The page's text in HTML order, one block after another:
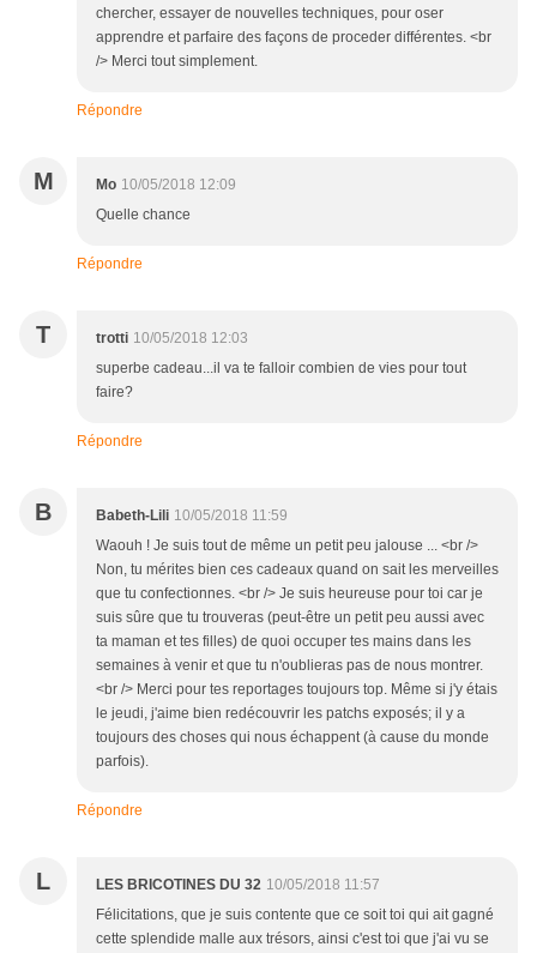
chercher, essayer de nouvelles techniques, pour oser
apprendre et parfaire des façons de proceder différentes. <br
/> Merci tout simplement.
Répondre
M Mo 10/05/2018 12:09
Quelle chance
Répondre
T trotti 10/05/2018 12:03
superbe cadeau...il va te falloir combien de vies pour tout
faire?
Répondre
B Babeth-Lili 10/05/2018 11:59
Waouh ! Je suis tout de même un petit peu jalouse ... <br />
Non, tu mérites bien ces cadeaux quand on sait les merveilles
que tu confectionnes. <br /> Je suis heureuse pour toi car je
suis sûre que tu trouveras (peut-être un petit peu aussi avec
ta maman et tes filles) de quoi occuper tes mains dans les
semaines à venir et que tu n'oublieras pas de nous montrer.
<br /> Merci pour tes reportages toujours top. Même si j'y étais
le jeudi, j'aime bien redécouvrir les patchs exposés; il y a
toujours des choses qui nous échappent (à cause du monde
parfois).
Répondre
L LES BRICOTINES DU 32 10/05/2018 11:57
Félicitations, que je suis contente que ce soit toi qui ait gagné
cette splendide malle aux trésors, ainsi c'est toi que j'ai vu se